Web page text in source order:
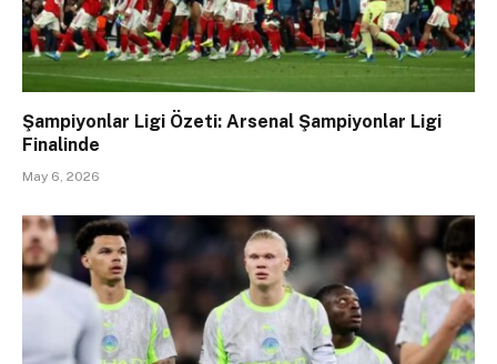
Şampiyonlar Ligi Özeti: Arsenal Şampiyonlar Ligi
Finalinde
May 6, 2026